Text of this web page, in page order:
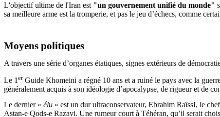
L'objectif ultime de l'Iran est "un gouvernement unifié du monde"
sa meilleure arme est la tromperie, et pas le jeu d’échecs, comme
Moyens politiques
A travers une série d’organes étatiques, signes extérieurs de
Le 1 erGuide Khomeini a régné 10 ans et a ruiné le pays avec la
généralement acquis à son idéologie d’apocalypse, de rigueur et de
Le dernier « élu » est un dur ultraconservateur, Ebrahim RaïssI, le
Astan-e Qods-e Razavi. Une rumeur court à Téhéran, qu’il serait